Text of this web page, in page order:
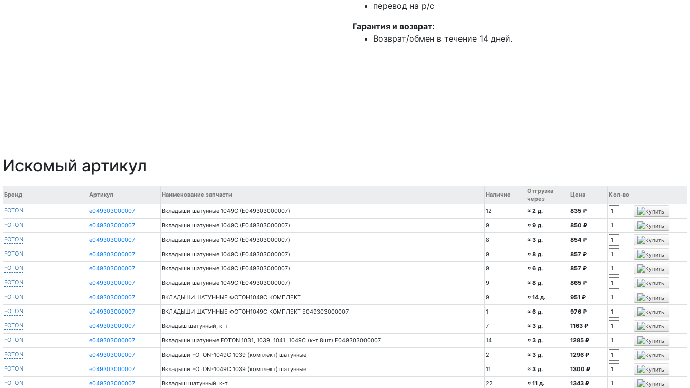
перевод на р/с
Гарантия и возврат:
Возврат/обмен в течение 14 дней.
Искомый артикул
Бренд Артикул Наименование запчасти Наличие
Отгрузка
через
Цена Кол-во
FOTON e049303000007 Вкладыши шатунные 1049С (E049303000007) 12 ≈ 2 д.
835 ₽
FOTON
e049303000007 Вкладыши шатунные 1049С (E049303000007) 9 ≈ 9 д.
850 ₽
FOTON
e049303000007 Вкладыши шатунные 1049С (E049303000007) 8 ≈ 3 д.
854 ₽
FOTON
e049303000007 Вкладыши шатунные 1049С (E049303000007) 9 ≈ 8 д.
857 ₽
FOTON
e049303000007 Вкладыши шатунные 1049С (E049303000007) 9 ≈ 6 д.
857 ₽
FOTON
e049303000007 Вкладыши шатунные 1049С (E049303000007) 9 ≈ 8 д.
865 ₽
FOTON
e049303000007 ВКЛАДЫШИ ШАТУННЫЕ ФОТОН1049С КОМПЛЕКТ 9 ≈ 14 д.
951 ₽
FOTON
e049303000007 ВКЛАДЫШИ ШАТУННЫЕ ФОТОН1049С КОМПЛЕКТ E049303000007 1 ≈ 6 д.
976 ₽
FOTON
e049303000007 Вкладыш шатунный, к-т 7 ≈ 3 д.
1163 ₽
FOTON
e049303000007 Вкладыши шатунные FOTON 1031, 1039, 1041, 1049С (к-т 8шт) E049303000007 14 ≈ 3 д.
1285 ₽
FOTON
e049303000007 Вкладыши FOTON-1049С 1039 (комплект) шатунные 2 ≈ 3 д.
1296 ₽
FOTON
e049303000007 Вкладыши FOTON-1049С 1039 (комплект) шатунные 11 ≈ 3 д.
1300 ₽
FOTON
e049303000007 Вкладыш шатунный, к-т 22 ≈ 11 д.
1343 ₽